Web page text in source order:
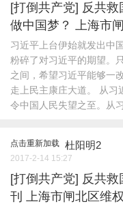
[打倒共产党] 反共救
做中国梦？ 上海市
习近平上台伊始就发出中
粉碎了对习近平的期望。
之间，希望习近平能够一
走上民主康庄大道。 从习
令中国人民失望之至。从
点击重新加载 杜阳明2
2017-2-14 15:27
[打倒共产党] 反共救
刊 上海市闸北区维